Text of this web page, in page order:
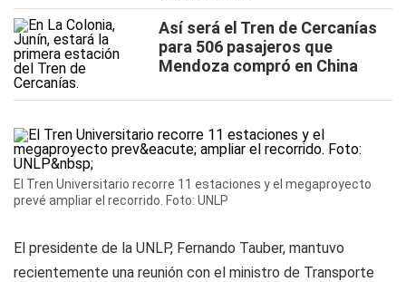
Así será el Tren de Cercanías
para 506 pasajeros que
Mendoza compró en China
El Tren Universitario recorre 11 estaciones y el megaproyecto
prevé ampliar el recorrido. Foto: UNLP
El presidente de la UNLP, Fernando Tauber, mantuvo
recientemente una reunión con el ministro de Transporte